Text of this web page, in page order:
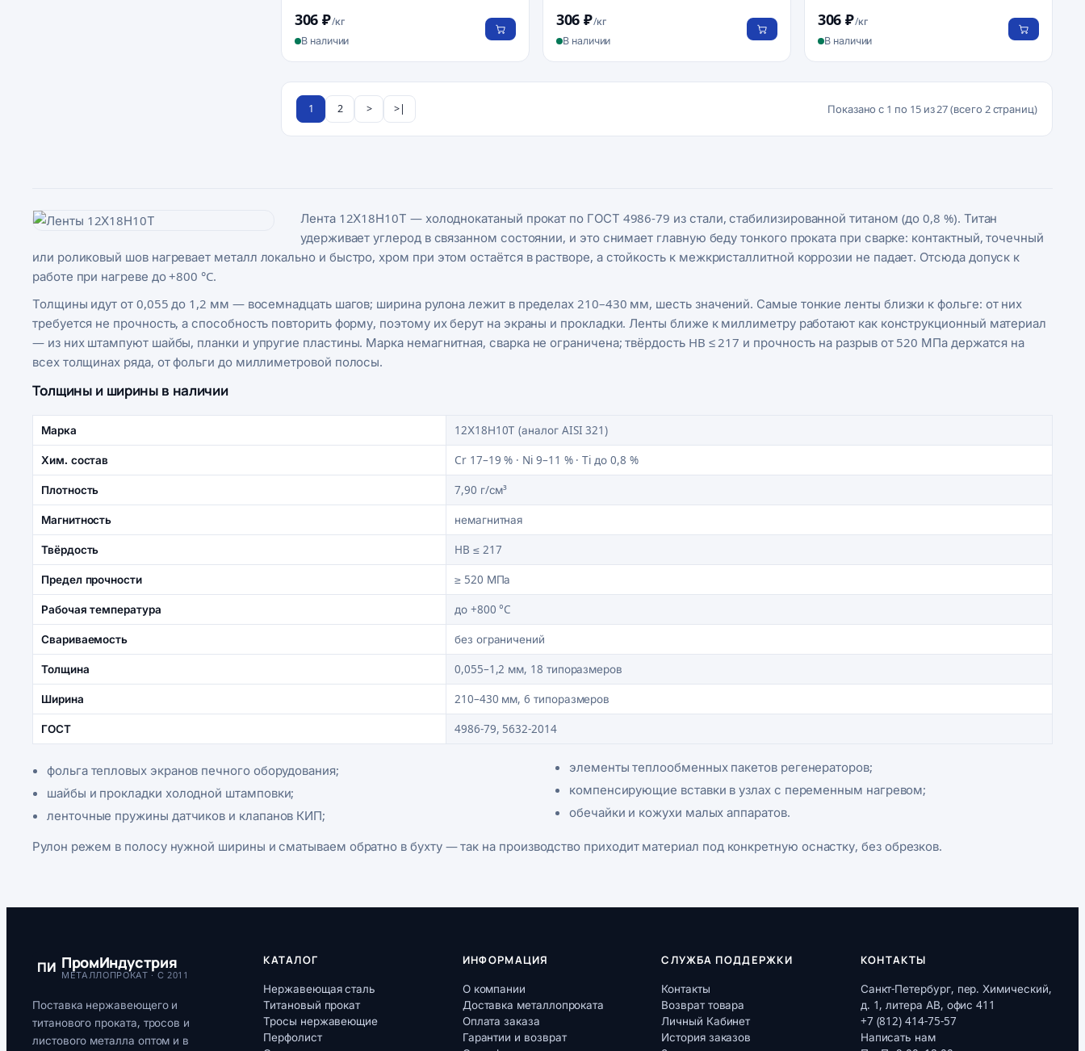
306 ₽/кг
В наличии
306 ₽/кг
В наличии
306 ₽/кг
В наличии
1 2 > >| Показано с 1 по 15 из 27 (всего 2 страниц)
Лента 12Х18Н10Т — холоднокатаный прокат по ГОСТ 4986-79 из стали, стабилизированной титаном (до 0,8 %). Титан
удерживает углерод в связанном состоянии, и это снимает главную беду тонкого проката при сварке: контактный, точечный
или роликовый шов нагревает металл локально и быстро, хром при этом остаётся в растворе, а стойкость к межкристаллитной коррозии не падает. Отсюда допуск к
работе при нагреве до +800 °C.
Толщины идут от 0,055 до 1,2 мм — восемнадцать шагов; ширина рулона лежит в пределах 210–430 мм, шесть значений. Самые тонкие ленты близки к фольге: от них
требуется не прочность, а способность повторить форму, поэтому их берут на экраны и прокладки. Ленты ближе к миллиметру работают как конструкционный материал
— из них штампуют шайбы, планки и упругие пластины. Марка немагнитная, сварка не ограничена; твёрдость HB ≤ 217 и прочность на разрыв от 520 МПа держатся на
всех толщинах ряда, от фольги до миллиметровой полосы.
Толщины и ширины в наличии
Марка 12Х18Н10Т (аналог AISI 321)
Хим. состав Cr 17–19 % · Ni 9–11 % · Ti до 0,8 %
Плотность 7,90 г/см³
Магнитность немагнитная
Твёрдость HB ≤ 217
Предел прочности ≥ 520 МПа
Рабочая температура до +800 °C
Свариваемость без ограничений
Толщина 0,055–1,2 мм, 18 типоразмеров
Ширина 210–430 мм, 6 типоразмеров
ГОСТ 4986-79, 5632-2014
фольга тепловых экранов печного оборудования;
шайбы и прокладки холодной штамповки;
ленточные пружины датчиков и клапанов КИП;
элементы теплообменных пакетов регенераторов;
компенсирующие вставки в узлах с переменным нагревом;
обечайки и кожухи малых аппаратов.
Рулон режем в полосу нужной ширины и сматываем обратно в бухту — так на производство приходит материал под конкретную оснастку, без обрезков.
ПИ ПромИндустрия
МЕТАЛЛОПРОКАТ · С 2011
Поставка нержавеющего и
титанового проката, тросов и
листового металла оптом и в
КАТАЛОГ
Нержавеющая сталь
Титановый прокат
Тросы нержавеющие
Перфолист
ИНФОРМАЦИЯ
О компании
Доставка металлопроката
Оплата заказа
Гарантии и возврат
СЛУЖБА ПОДДЕРЖКИ
Контакты
Возврат товара
Личный Кабинет
История заказов
КОНТАКТЫ
Санкт-Петербург, пер. Химический,
д. 1, литера АВ, офис 411
+7 (812) 414-75-57
Написать нам